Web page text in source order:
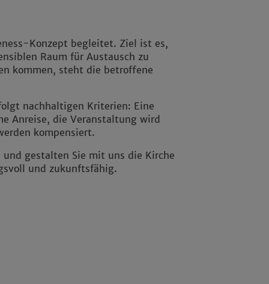
Konzept begleitet. Ziel ist es,
Raum für Austausch zu
kommen, steht die betroffene
nachhaltigen Kriterien: Eine
Anreise, die Veranstaltung wird
kompensiert.
und gestalten Sie mit uns die Kirche
und zukunftsfähig.